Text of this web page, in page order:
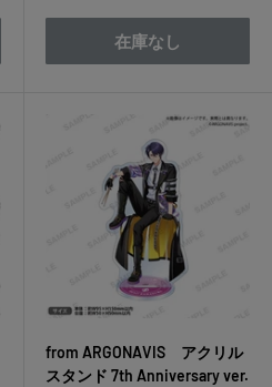
在庫なし
from ARGONAVIS アクリル
スタンド 7th Anniversary ver.